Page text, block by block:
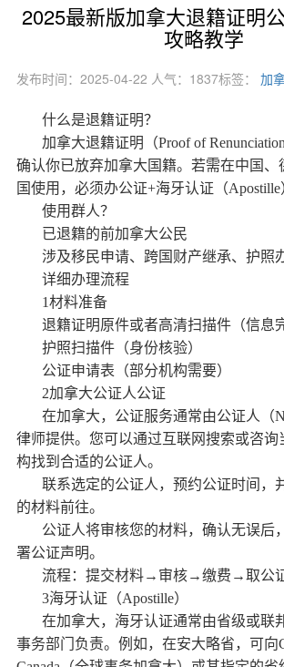
2025最新版加拿大退籍证明
攻略教学
发布时间：2025-04-22 人气：1837标签： 加
什么是退籍证明？
加拿大退籍证明（Proof of
确认你已放弃加拿大国籍。若需在中国、
国使用，必须办公证+海牙认证（Apostille
使用群人？
已退籍的前加拿大公民
涉及移民申请、跨国财产继承、护照
详细办理流程
1材料准备
退籍证明原件或者高清扫描件（信息
护照扫描件（身份核验）
公证申请表（部分机构需要）
2加拿大公证人公证
在加拿大，公证服务通常由公证人（
律师提供。您可以通过互联网搜索或咨询
构找到合适的公证人。
联系选定的公证人，预约公证时间，
的材料前往。
公证人将审核您的材料，确认无误后
署公证声明。
流程：提交材料→审核→缴费→取公
3海牙认证（Apostille）
在加拿大，海牙认证通常由省级或联
事务部门负责。例如，在安大略省，可向